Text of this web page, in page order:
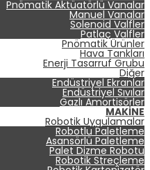
Pnömatik Aktüatörlü Vanalar
Manuel Vanalar
Solenoid Valfler
Patlaç Valfler
Pnömatik Ürünler
Hava Tankları
Enerji Tasarruf Grubu
Diğer
Endüstriyel Ekranlar
Endüstriyel Sıvılar
Gazlı Amortisörler
MAKINE
Robotik Uygulamalar
Robotlu Paletleme
Asansörlü Paletleme
Palet Dizme Robotu
Robotik Streçleme